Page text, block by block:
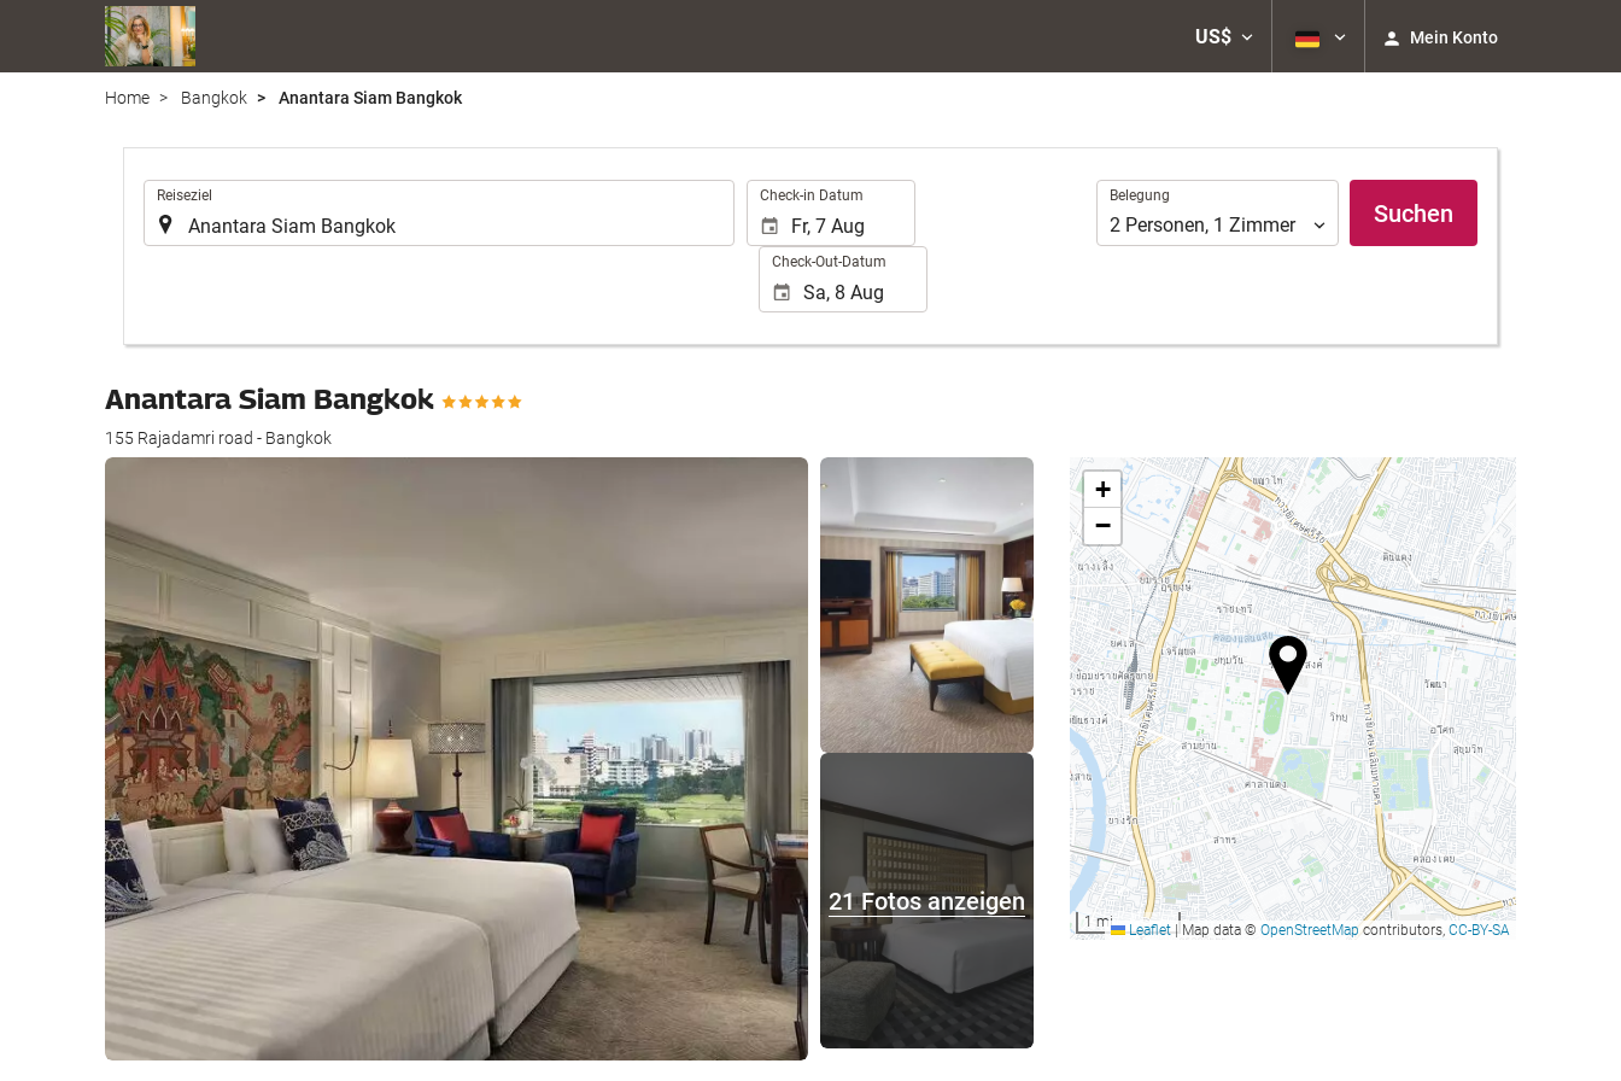
US$ Mein Konto
Home Bangkok Anantara Siam Bangkok
Reiseziel Check-in Datum
Check-Out-Datum
Belegung
Belegung
2 Personen, 1 Zimmer Suchen
Anantara Siam Bangkok
155 Rajadamri road - Bangkok
21 Fotos anzeigen
+
−
1 mi Leaflet |Map data © OpenStreetMapcontributors, CC-BY-SA